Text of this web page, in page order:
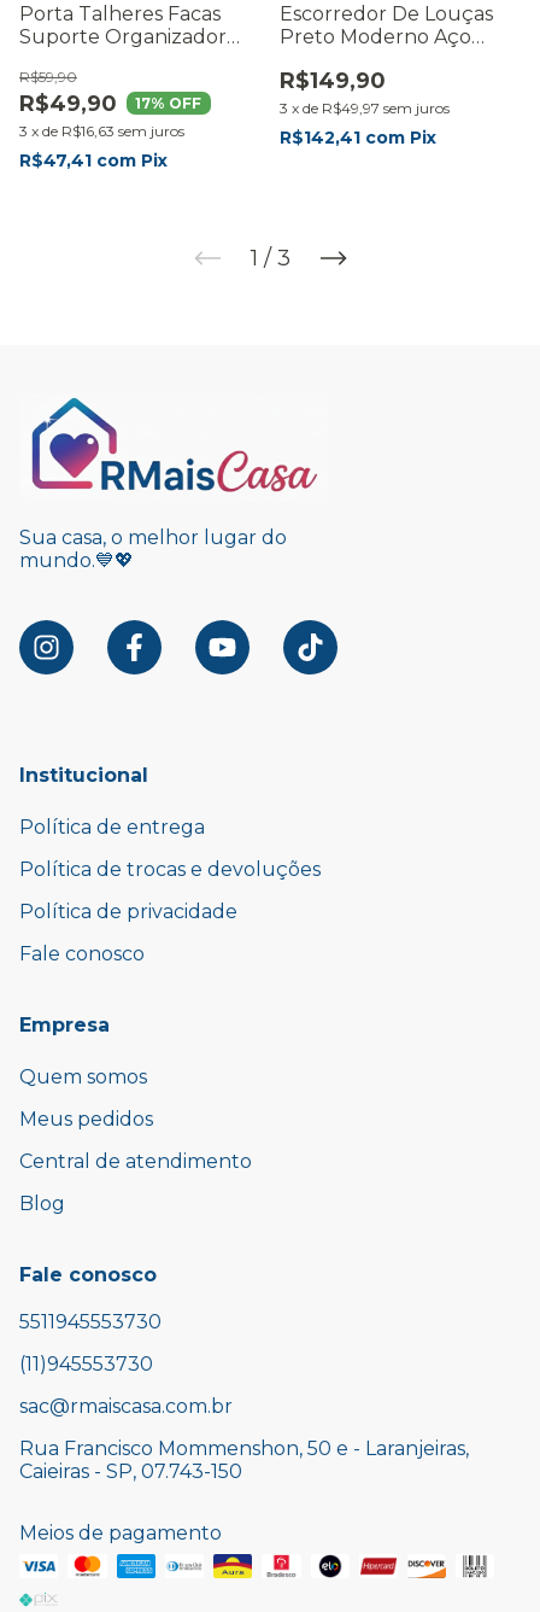
Porta Talheres Facas
Suporte Organizador
R$49,90
R$59,90
17% OFF
3 x de R$16,63 sem juros
R$47,41 com Pix
Escorredor De Louças
Preto Moderno Aço
R$149,90
3 x de R$49,97 sem juros
R$142,41 com Pix
1 / 3
Sua casa, o melhor lugar do
mundo.💙💖
Institucional
Política de entrega
Política de trocas e devoluções
Política de privacidade
Fale conosco
Empresa
Quem somos
Meus pedidos
Central de atendimento
Blog
Fale conosco
5511945553730
(11)945553730
sac@rmaiscasa.com.br
Rua Francisco Mommenshon, 50 e - Laranjeiras,
Caieiras - SP, 07.743-150
Meios de pagamento